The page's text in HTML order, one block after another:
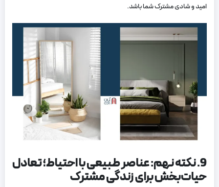
امید و شادی مشترک شما باشد.
9. نکته نهم: عناصر طبیعی با احتیاط؛ تعادل
حیات‌بخش برای زندگی مشترک